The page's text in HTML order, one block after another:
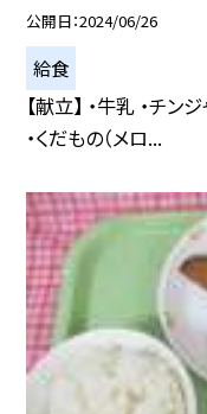
公開日 2024/06/26
給食
【献立】 ・牛乳 ・チ
・くだもの（メロ...